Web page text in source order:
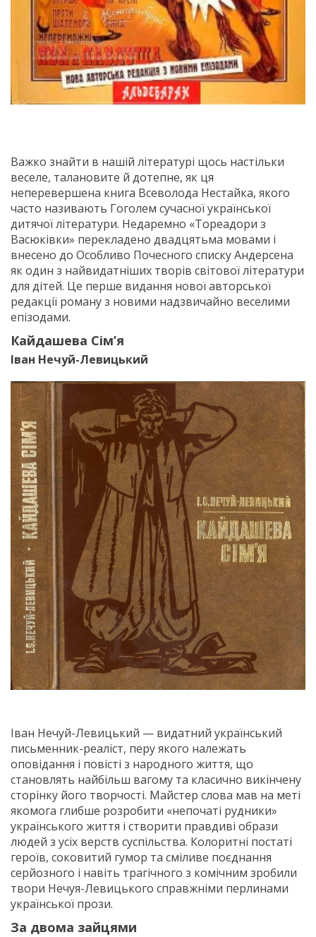
Важко знайти в нашій літературі щось настільки
веселе, талановите й дотепне, як ця
неперевершена книга Всеволода Нестайка, якого
часто називають Гоголем сучасної української
дитячої літератури. Недаремно «Тореадори з
Васюківки» перекладено двадцятьма мовами і
внесено до Особливо Почесного списку Андерсена
як один з найвидатніших творів світової літератури
для дітей. Це перше видання нової авторської
редакції роману з новими надзвичайно веселими
епізодами.
Кайдашева Сім’я
Іван Нечуй-Левицький
Іван Нечуй-Левицький — видатний український
письменник-реаліст, перу якого належать
оповідання і повісті з народного життя, що
становлять найбільш вагому та класично викінчену
сторінку його творчості. Майстер слова мав на меті
якомога глибше розробити «непочаті рудники»
українського життя і створити правдиві образи
людей з усіх верств суспільства. Колоритні постаті
героїв, соковитий гумор та сміливе поєднання
серйозного і навіть трагічного з комічним зробили
твори Нечуя-Левицького справжніми перлинами
української прози.
За двома зайцями